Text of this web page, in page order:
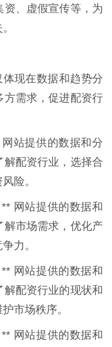
、虚假宣传等，为
体现在数据和趋势分
方需求，促进配资行
站提供的数据和分
配资行业，选择合
险。
网站提供的数据和
解市场需求，优化产
力。
网站提供的数据和
配资行业的现状和
市场秩序。
网站提供的数据和